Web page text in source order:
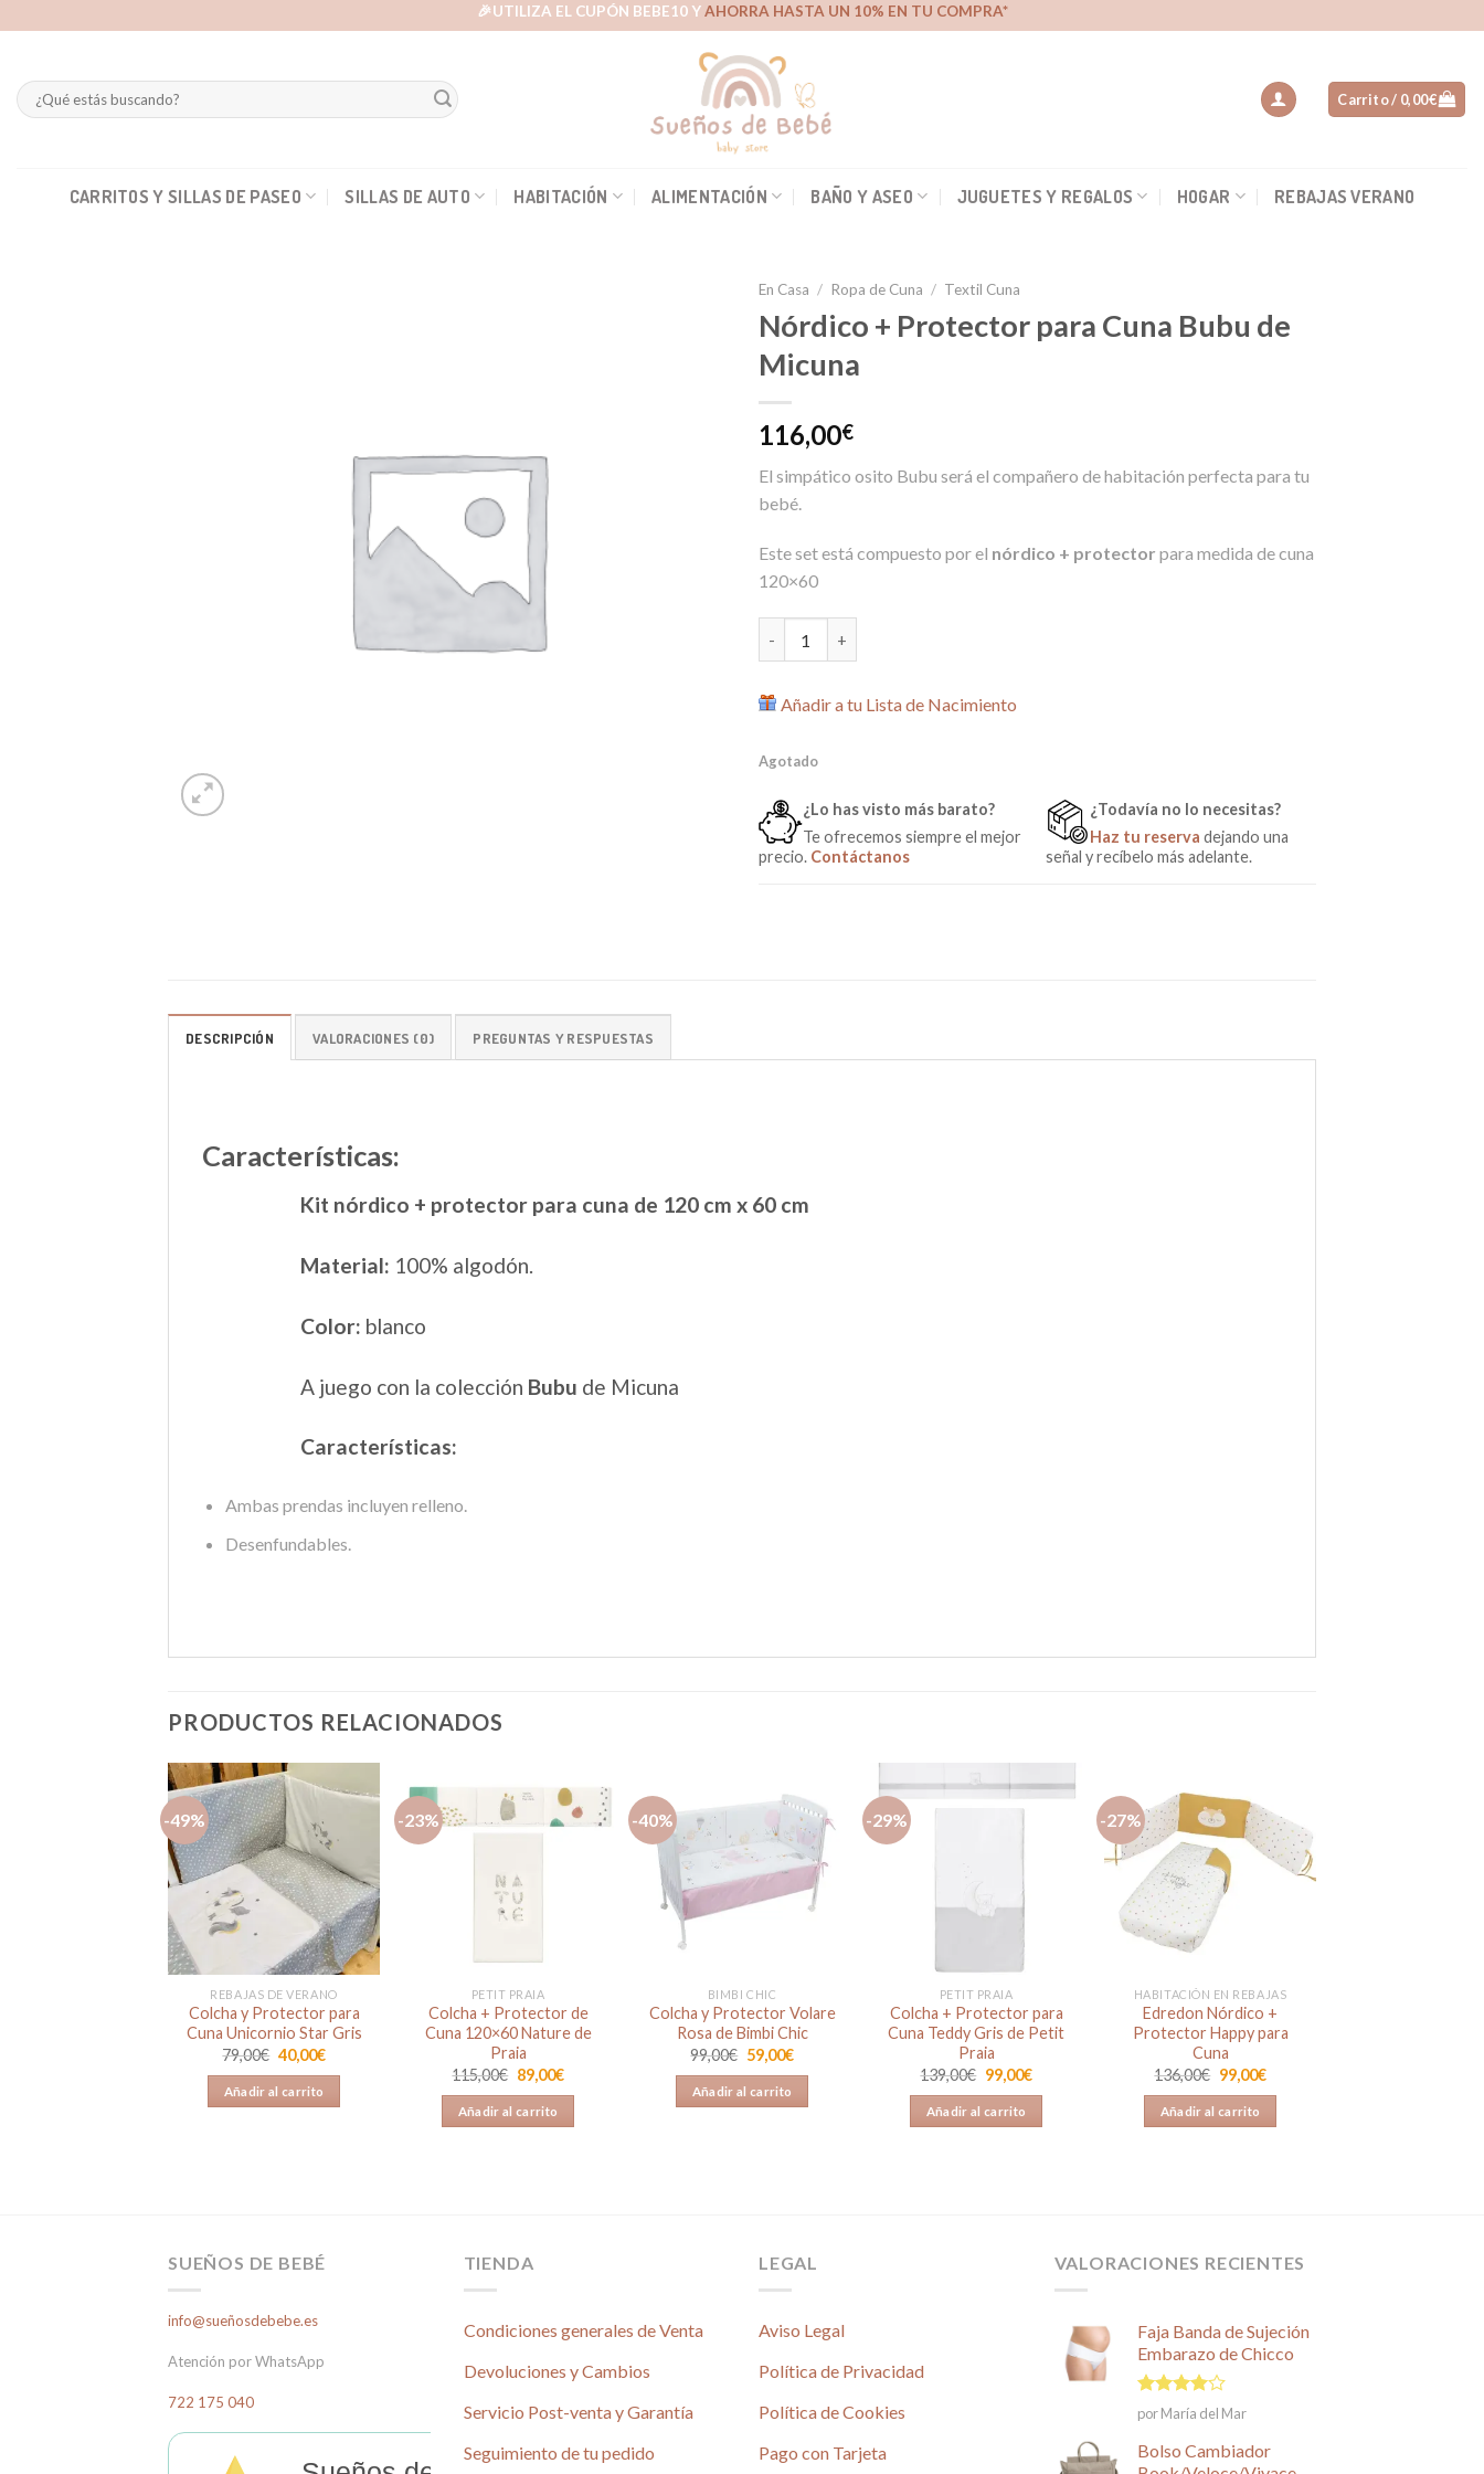
🎉UTILIZA EL CUPÓN BEBE10 YAHORRA HASTA UN 10% EN TU COMPRA*
Buscar
por:
Carrito / 0,00€
CARRITOS Y SILLAS DE PASEO SILLAS DE AUTO HABITACIÓN ALIMENTACIÓN BAÑO Y ASEO JUGUETES Y REGALOS HOGAR REBAJAS VERANO
En Casa / Ropa de Cuna / Textil Cuna
Nórdico + Protector para Cuna Bubu de
Micuna
116,00€
El simpático osito Bubu será el compañero de habitación perfecta para tu
bebé.
Este set está compuesto por el nórdico + protector para medida de cuna
120×60
Añadir a tu Lista de Nacimiento
Agotado
¿Lo has visto más barato?
Te ofrecemos siempre el mejor
precio. Contáctanos
¿Todavía no lo necesitas?
Haz tu reserva dejando una
señal y recíbelo más adelante.
DESCRIPCIÓN VALORACIONES (0) PREGUNTAS Y RESPUESTAS
Características:
Kit nórdico + protector para cuna de 120 cm x 60 cm
Material: 100% algodón.
Color: blanco
A juego con la colección Bubu de Micuna
Características:
Ambas prendas incluyen relleno.
Desenfundables.
PRODUCTOS RELACIONADOS
-49%
Añadir
a la
lista de
deseos
REBAJAS DE VERANO
Colcha y Protector para
Cuna Unicornio Star Gris
79,00€ El
precio
original
era:
40,00€El
Añadir al carrito
-23%
PETIT PRAIA
Colcha + Protector de
Cuna 120×60 Nature de
Praia
115,00€ El
precio
original
era:
89,00€El
Añadir al carrito
-40%
Añadir
a la
lista de
deseos
BIMBI CHIC
Colcha y Protector Volare
Rosa de Bimbi Chic
99,00€ El
precio
original
era:
59,00€El
Añadir al carrito
-29%
lista de
deseos
PETIT PRAIA
Colcha + Protector para
Cuna Teddy Gris de Petit
Praia
139,00€ El
precio
original
era:
99,00€El
Añadir al carrito
-27%
Añadir
HABITACIÓN EN REBAJAS
Edredon Nórdico +
Protector Happy para
Cuna
136,00€ El
precio
original
era:
99,00€El
Añadir al carrito
SUEÑOS DE BEBÉ
info@sueñosdebebe.es
Atención por WhatsApp
722 175 040
TIENDA
Condiciones generales de Venta
Devoluciones y Cambios
Servicio Post-venta y Garantía
Seguimiento de tu pedido
LEGAL
Aviso Legal
Política de Privacidad
Política de Cookies
Pago con Tarjeta
VALORACIONES RECIENTES
Faja Banda de Sujeción
Embarazo de Chicco
Valorado
en
5
por María del Mar
Bolso Cambiador